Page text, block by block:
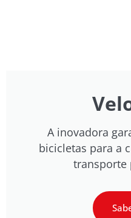
A inovadora
bicicletas para a
transporte